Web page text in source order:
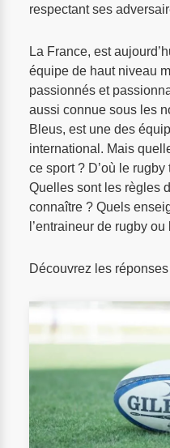
respectant ses
La France, est
équipe de haut niveau
passionnés et
aussi connue sous les
Bleus, est une des
international. Mais
ce sport ? D’où le
Quelles sont les règles
connaître ? Quels
l’entraineur de rugby
Découvrez les